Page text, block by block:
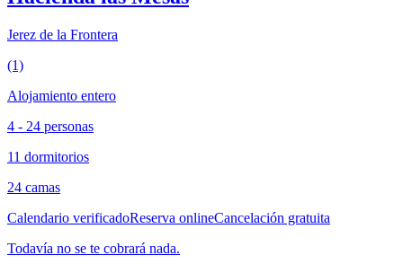
Jerez de la Frontera
(1)
Alojamiento entero
4 - 24 personas
11 dormitorios
24 camas
Calendario verificadoReserva onlineCancelación gratuita
Todavía no se te cobrará nada.